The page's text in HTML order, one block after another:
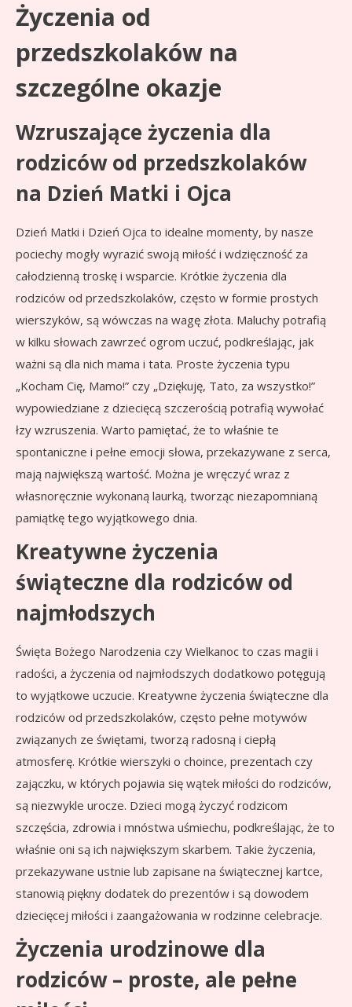
Życzenia od
przedszkolaków na
szczególne okazje
Wzruszające życzenia dla
rodziców od przedszkolaków
na Dzień Matki i Ojca
Dzień Matki i Dzień Ojca to idealne momenty, by nasze
pociechy mogły wyrazić swoją miłość i wdzięczność za
całodzienną troskę i wsparcie. Krótkie życzenia dla
rodziców od przedszkolaków, często w formie prostych
wierszyków, są wówczas na wagę złota. Maluchy potrafią
w kilku słowach zawrzeć ogrom uczuć, podkreślając, jak
ważni są dla nich mama i tata. Proste życzenia typu
„Kocham Cię, Mamo!” czy „Dziękuję, Tato, za wszystko!”
wypowiedziane z dziecięcą szczerością potrafią wywołać
łzy wzruszenia. Warto pamiętać, że to właśnie te
spontaniczne i pełne emocji słowa, przekazywane z serca,
mają największą wartość. Można je wręczyć wraz z
własnoręcznie wykonaną laurką, tworząc niezapomnianą
pamiątkę tego wyjątkowego dnia.
Kreatywne życzenia
świąteczne dla rodziców od
najmłodszych
Święta Bożego Narodzenia czy Wielkanoc to czas magii i
radości, a życzenia od najmłodszych dodatkowo potęgują
to wyjątkowe uczucie. Kreatywne życzenia świąteczne dla
rodziców od przedszkolaków, często pełne motywów
związanych ze świętami, tworzą radosną i ciepłą
atmosferę. Krótkie wierszyki o choince, prezentach czy
zajączku, w których pojawia się wątek miłości do rodziców,
są niezwykle urocze. Dzieci mogą życzyć rodzicom
szczęścia, zdrowia i mnóstwa uśmiechu, podkreślając, że to
właśnie oni są ich największym skarbem. Takie życzenia,
przekazywane ustnie lub zapisane na świątecznej kartce,
stanowią piękny dodatek do prezentów i są dowodem
dziecięcej miłości i zaangażowania w rodzinne celebracje.
Życzenia urodzinowe dla
rodziców – proste, ale pełne